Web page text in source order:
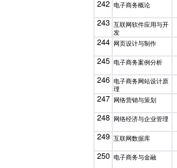
242 电子商务概论
243 互联网软件应用与开
发
244 网页设计与制作
245 电子商务案例分析
246 电子商务网站设计原
理
247 网络营销与策划
248 网络经济与企业管理
249 互联网数据库
250 电子商务与金融